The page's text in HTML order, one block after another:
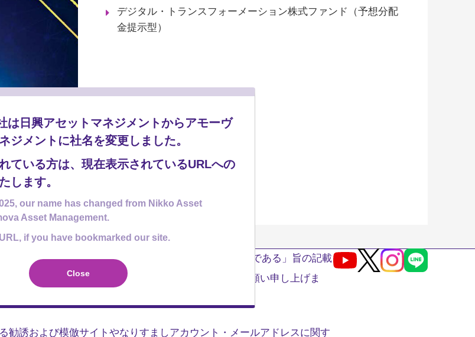
デジタル・トランスフォーメーション株式ファンド（予想分配
金提示型）
を目的として、「2025年9月1日付で新社名へ変更予定である」旨の記載
らを用いた当社投資信託の勧誘を行なわないようお願い申し上げま
勧誘および模倣サイトやなりすましアカウント・メールアドレスに関す
Youtube
X Instagram
LINE
は日興アセットマネジメントからアモーヴ
ジメントに社名を変更しました。
ている方は、現在表示されているURLへの
します。
our name has changed from Nikko Asset
Asset Management.
if you have bookmarked our site.
Close